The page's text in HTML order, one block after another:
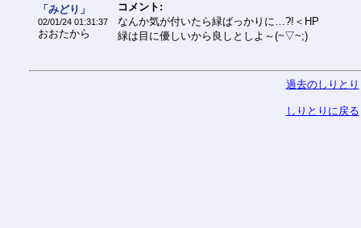
「みどり」
02/01/24 01:31:37
おおたから
コメント:
なんか気が付いたら緑ばっかりに…?!＜HP
緑は目に優しいから良しとしよ～(~▽~;)
過去のしりとり
しりとりに戻る